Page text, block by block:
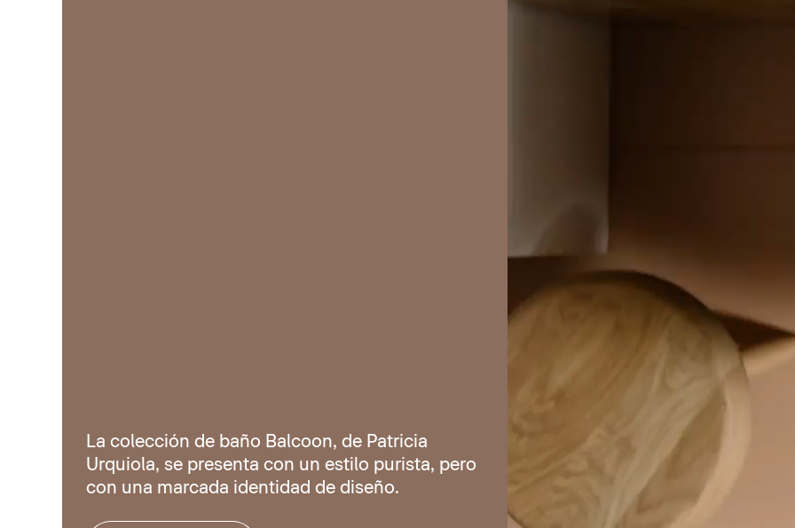
La colección de baño Balcoon, de Patricia
Urquiola, se presenta con un estilo purista, pero
con una marcada identidad de diseño.